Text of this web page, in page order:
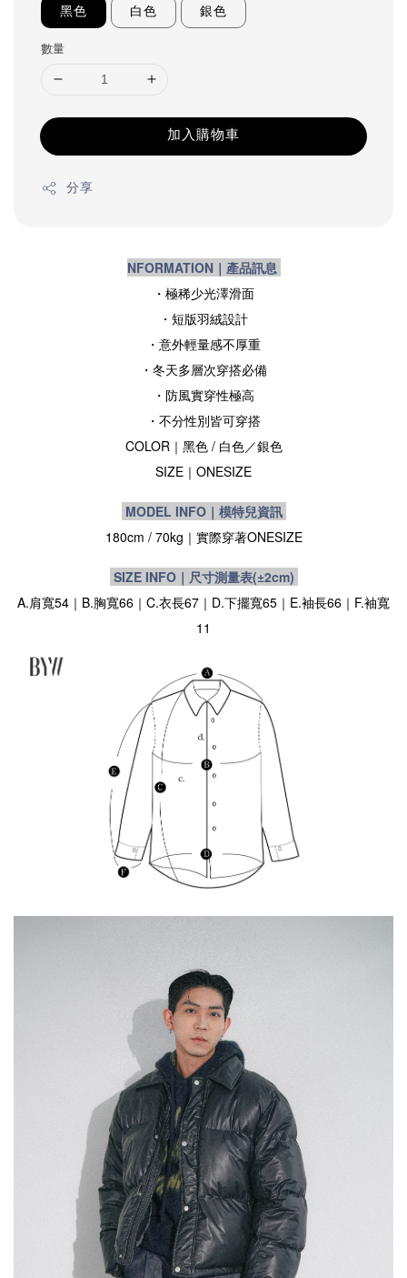
黑色 白色 銀色
數量
加入購物車
分享
NFORMATION｜產品訊息
・極稀少光澤滑面
・短版羽絨設計
・意外輕量感不厚重
・冬天多層次穿搭必備
・ 防風實穿性極高
・不分性別皆可穿搭
COLOR｜黑色 / 白色／銀色
SIZE ｜ ONESIZE
MODEL INFO｜模特兒資訊
180cm / 70kg｜實際穿著ONESIZE
SIZE INFO｜尺寸測量表(±2cm)
A.肩寬54｜B.胸寬66｜C.衣長67｜D.下擺寬65｜E.袖長66｜F.袖寬
11